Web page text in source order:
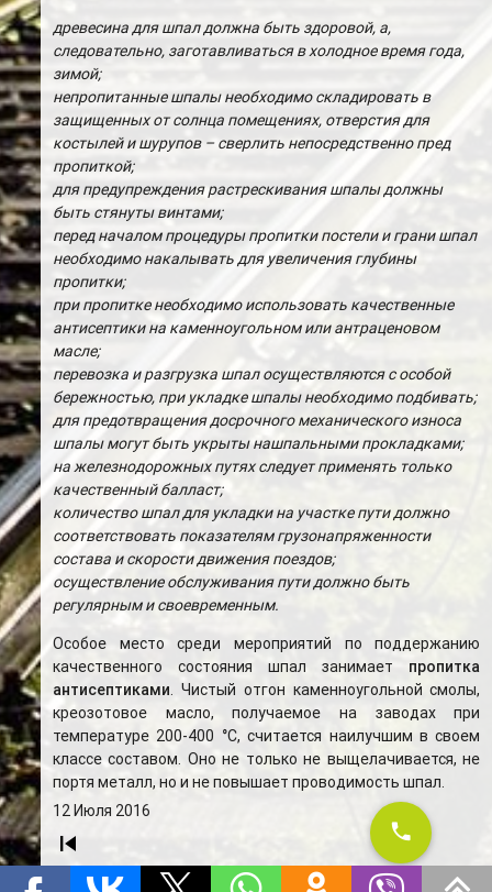
phone
древесина для шпал должна быть здоровой, а,
следовательно, заготавливаться в холодное время года,
зимой;
непропитанные шпалы необходимо складировать в
защищенных от солнца помещениях, отверстия для
костылей и шурупов – сверлить непосредственно пред
пропиткой;
для предупреждения растрескивания шпалы должны
быть стянуты винтами;
перед началом процедуры пропитки постели и грани шпал
необходимо накалывать для увеличения глубины
пропитки;
при пропитке необходимо использовать качественные
антисептики на каменноугольном или антраценовом
масле;
перевозка и разгрузка шпал осуществляются с особой
бережностью, при укладке шпалы необходимо подбивать;
для предотвращения досрочного механического износа
шпалы могут быть укрыты нашпальными прокладками;
на железнодорожных путях следует применять только
качественный балласт;
количество шпал для укладки на участке пути должно
соответствовать показателям грузонапряженности
состава и скорости движения поездов;
осуществление обслуживания пути должно быть
регулярным и своевременным.
Особое место среди мероприятий по поддержанию
качественного состояния шпал занимает пропитка
антисептиками . Чистый отгон каменноугольной смолы,
креозотовое масло, получаемое на заводах при
температуре 200-400 °С, считается наилучшим в своем
классе составом. Оно не только не выщелачивается, не
портя металл, но и не повышает проводимость шпал.
12 Июля 2016
skip_previous